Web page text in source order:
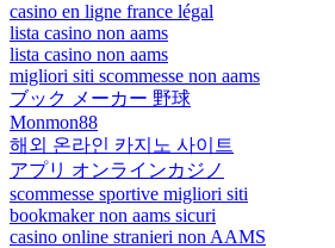
casino en ligne france légal
lista casino non aams
lista casino non aams
migliori siti scommesse non aams
ブック メーカー 野球
Monmon88
해외 온라인 카지노 사이트
アプリ オンラインカジノ
scommesse sportive migliori siti
bookmaker non aams sicuri
casino online stranieri non AAMS